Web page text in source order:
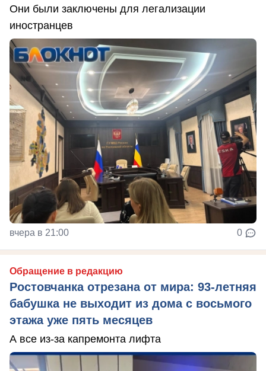
Они были заключены для легализации
иностранцев
вчера в 21:00 0
Обращение в редакцию
Ростовчанка отрезана от мира: 93-летняя
бабушка не выходит из дома с восьмого
этажа уже пять месяцев
А все из-за капремонта лифта